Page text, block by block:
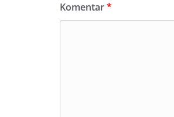
Komentar*